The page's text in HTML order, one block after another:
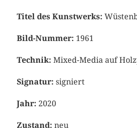
Titel des Kunstwerks:
Bild-Nummer: 1961
Technik: Mixed-Media auf
Signatur: signiert
Jahr: 2020
Zustand: neu